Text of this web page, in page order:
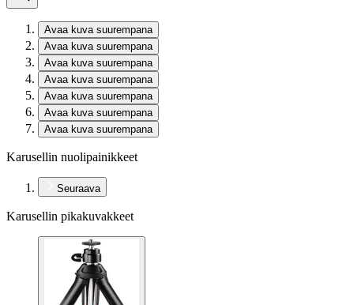
Avaa kuva suurempana
Avaa kuva suurempana
Avaa kuva suurempana
Avaa kuva suurempana
Avaa kuva suurempana
Avaa kuva suurempana
Avaa kuva suurempana
Karusellin nuolipainikkeet
Seuraava
Karusellin pikakuvakkeet